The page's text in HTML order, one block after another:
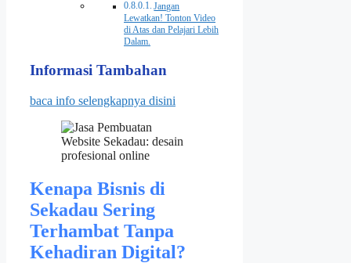
Jangan
Lewatkan! Tonton Video
di Atas dan Pelajari Lebih
Dalam.
Informasi Tambahan
baca info selengkapnya disini
Kenapa Bisnis di
Sekadau Sering
Terhambat Tanpa
Kehadiran Digital?